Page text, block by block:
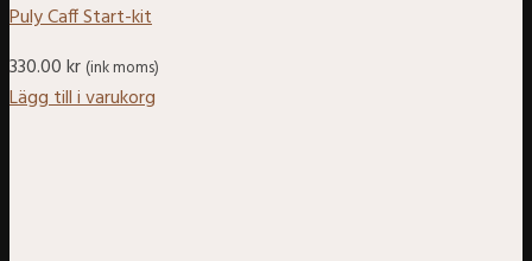
Puly Caff Start-kit
330.00kr (ink moms)
Lägg till i varukorg